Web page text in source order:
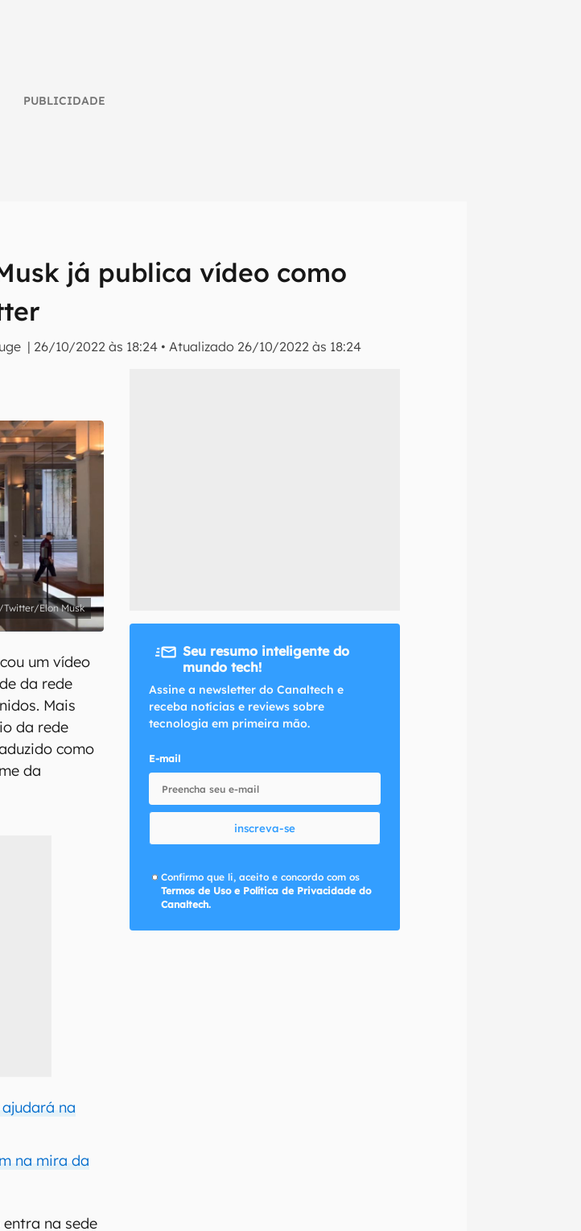
PUBLICIDADE
já publica vídeo como
| 26/10/2022 às 18:24 •Atualizado 26/10/2022 às 18:24
tech!
notícias e reviews sobre tecnologia em primeira
inscreva-se
de Uso e Política de Privacidade do Canaltech.
Twitter/Elon Musk
um vídeo
da rede
Mais
da rede
como
da
na
na mira da
na sede
Seu resumo inteligente do
mundo tech!
Assine a newsletter do Canaltech e
receba notícias e reviews sobre
tecnologia em primeira mão.
E-mail
inscreva-se
Confirmo que li, aceito e concordo com os
Termos de Uso e Política de Privacidade do
Canaltech.